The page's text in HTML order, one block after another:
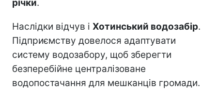
річки.
Наслідки відчув і Хотинський водозабір.
Підприємству довелося адаптувати
систему водозабору, щоб зберегти
безперебійне централізоване
водопостачання для мешканців громади.